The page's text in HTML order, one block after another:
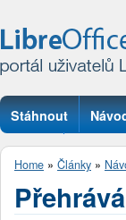
Stáhnout
Otázky
Home » Články »